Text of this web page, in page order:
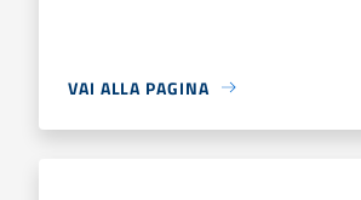
VAI ALLA PAGINA